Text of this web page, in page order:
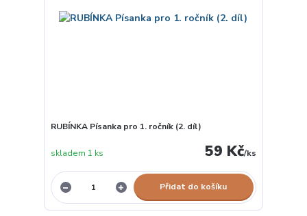
RUBÍNKA Písanka pro 1. ročník (2. díl)
59 Kč/ks
skladem 1 ks
Přidat do košíku